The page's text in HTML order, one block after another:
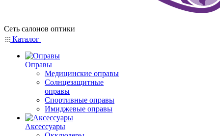
Сеть салонов оптики
Каталог
Оправы
Медицинские оправы
Солнцезащитные
оправы
Спортивные оправы
Имиджевые оправы
Аксессуары